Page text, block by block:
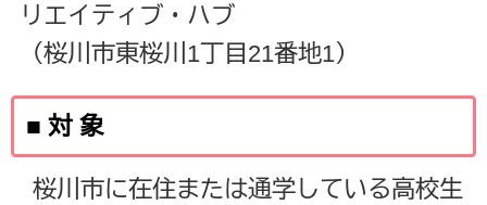
リエイティブ・ハブ
（桜川市東桜川1丁目21番地1）
■ 対 象
桜川市に在住または通学している高校生